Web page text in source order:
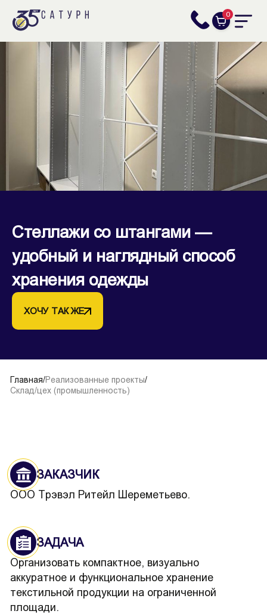
0
Стеллажи со штангами —
удобный и наглядный способ
хранения одежды
ХОЧУ ТАК ЖЕ
Главная/Реализованные проекты/
Склад/цех (промышленность)
ЗАКАЗЧИК
ООО Трэвэл Ритейл Шереметьево.
ЗАДАЧА
Организовать компактное, визуально
аккуратное и функциональное хранение
текстильной продукции на ограниченной
площади.